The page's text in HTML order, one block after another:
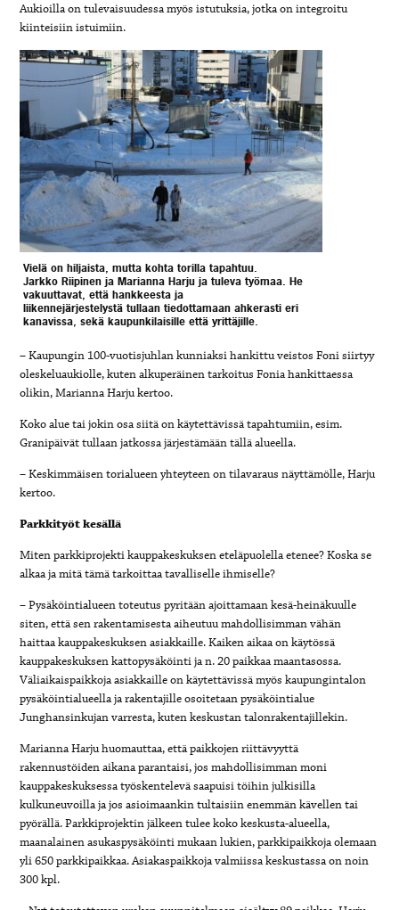
Aukioilla on tulevaisuudessa myös istutuksia, jotka on integroitu
kiinteisiin istuimiin.
Vielä on hiljaista, mutta kohta torilla tapahtuu.
Jarkko Riipinen ja Marianna Harju ja tuleva työmaa. He
vakuuttavat, että hankkeesta ja
liikennejärjestelystä tullaan tiedottamaan ahkerasti eri
kanavissa, sekä kaupunkilaisille että yrittäjille.
– Kaupungin 100-vuotisjuhlan kunniaksi hankittu veistos Foni siirtyy
oleskeluaukiolle, kuten alkuperäinen tarkoitus Fonia hankittaessa
olikin, Marianna Harju kertoo.
Koko alue tai jokin osa siitä on käytettävissä tapahtumiin, esim.
Granipäivät tullaan jatkossa järjestämään tällä alueella.
– Keskimmäisen torialueen yhteyteen on tilavaraus näyttämölle, Harju
kertoo.
Parkkityöt kesällä
Miten parkkiprojekti kauppakeskuksen eteläpuolella etenee? Koska se
alkaa ja mitä tämä tarkoittaa tavalliselle ihmiselle?
– Pysäköintialueen toteutus pyritään ajoittamaan kesä-heinäkuulle
siten, että sen rakentamisesta aiheutuu mahdollisimman vähän
haittaa kauppakeskuksen asiakkaille. Kaiken aikaa on käytössä
kauppakeskuksen kattopysäköinti ja n. 20 paikkaa maantasossa.
Väliaikaispaikkoja asiakkaille on käytettävissä myös kaupungintalon
pysäköintialueella ja rakentajille osoitetaan pysäköintialue
Junghansinkujan varresta, kuten keskustan talonrakentajillekin.
Marianna Harju huomauttaa, että paikkojen riittävyyttä
rakennustöiden aikana parantaisi, jos mahdollisimman moni
kauppakeskuksessa työskentelevä saapuisi töihin julkisilla
kulkuneuvoilla ja jos asioimaankin tultaisiin enemmän kävellen tai
pyörällä. Parkkiprojektin jälkeen tulee koko keskusta-alueella,
maanalainen asukaspysäköinti mukaan lukien, parkkipaikkoja olemaan
yli 650 parkkipaikkaa. Asiakaspaikkoja valmiissa keskustassa on noin
300 kpl.